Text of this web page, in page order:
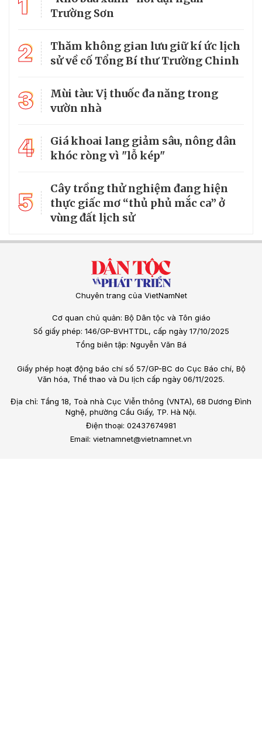
Trường Sơn
2
Thăm không gian lưu giữ kí ức lịch
sử về cố Tổng Bí thư Trường Chinh
3
Mùi tàu: Vị thuốc đa năng trong
vườn nhà
4
Giá khoai lang giảm sâu, nông dân
khóc ròng vì "lỗ kép"
5
Cây trồng thử nghiệm đang hiện
thực giấc mơ “thủ phủ mắc ca” ở
vùng đất lịch sử
Chuyên trang của VietNamNet
Cơ quan chủ quản: Bộ Dân tộc và Tôn giáo
Số giấy phép: 146/GP-BVHTTDL, cấp ngày 17/10/2025
Tổng biên tập: Nguyễn Văn Bá
Giấy phép hoạt động báo chí số 57/GP-BC do Cục Báo chí, Bộ
Văn hóa, Thể thao và Du lịch cấp ngày 06/11/2025.
Địa chỉ: Tầng 18, Toà nhà Cục Viễn thông (VNTA), 68 Dương Đình
Nghệ, phường Cầu Giấy, TP. Hà Nội.
Điện thoại: 02437674981
Email: vietnamnet@vietnamnet.vn